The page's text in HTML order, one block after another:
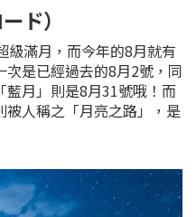
ド）
級滿月，而今年的8月就有
是已經過去的8月2號，同
藍月」則是8月31號哦！而
人稱之「月亮之路」，是